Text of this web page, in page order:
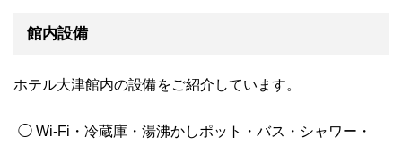
館内設備
ホテル大津館内の設備をご紹介しています。
◯ Wi-Fi・冷蔵庫・湯沸かしポット・バス・シャワー・